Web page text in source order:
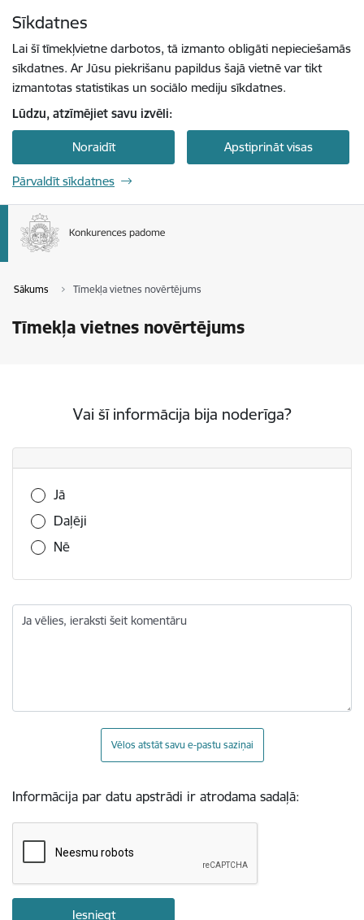
Sīkdatnes
Lai šī tīmekļvietne darbotos, tā izmanto obligāti nepieciešamās
sīkdatnes. Ar Jūsu piekrišanu papildus šajā vietnē var tikt
izmantotas statistikas un sociālo mediju sīkdatnes.
Lūdzu, atzīmējiet savu izvēli:
Noraidīt Apstiprināt visas
Pārvaldīt sīkdatnes
Sākums Tīmekļa vietnes novērtējums
Tīmekļa vietnes novērtējums
Vai šī informācija bija noderīga?
Vai šī informācija bija noderīga?
Jā
Daļēji
Nē
Ja vēlies, ieraksti šeit komentāru
Vēlos atstāt savu e-pastu saziņai
Informācija par datu apstrādi ir atrodama sadaļā: